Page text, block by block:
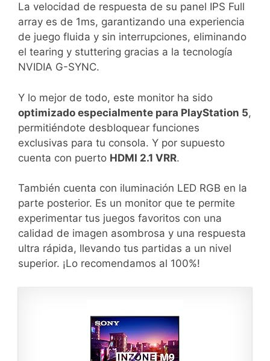
La velocidad de respuesta de su panel IPS Full
array es de 1ms, garantizando una experiencia
de juego fluida y sin interrupciones, eliminando
el tearing y stuttering gracias a la tecnología
NVIDIA G-SYNC.
Y lo mejor de todo, este monitor ha sido
optimizado especialmente para PlayStation 5,
permitiéndote desbloquear funciones
exclusivas para tu consola. Y por supuesto
cuenta con puerto HDMI 2.1 VRR.
También cuenta con iluminación LED RGB en la
parte posterior. Es un monitor que te permite
experimentar tus juegos favoritos con una
calidad de imagen asombrosa y una respuesta
ultra rápida, llevando tus partidas a un nivel
superior. ¡Lo recomendamos al 100%!